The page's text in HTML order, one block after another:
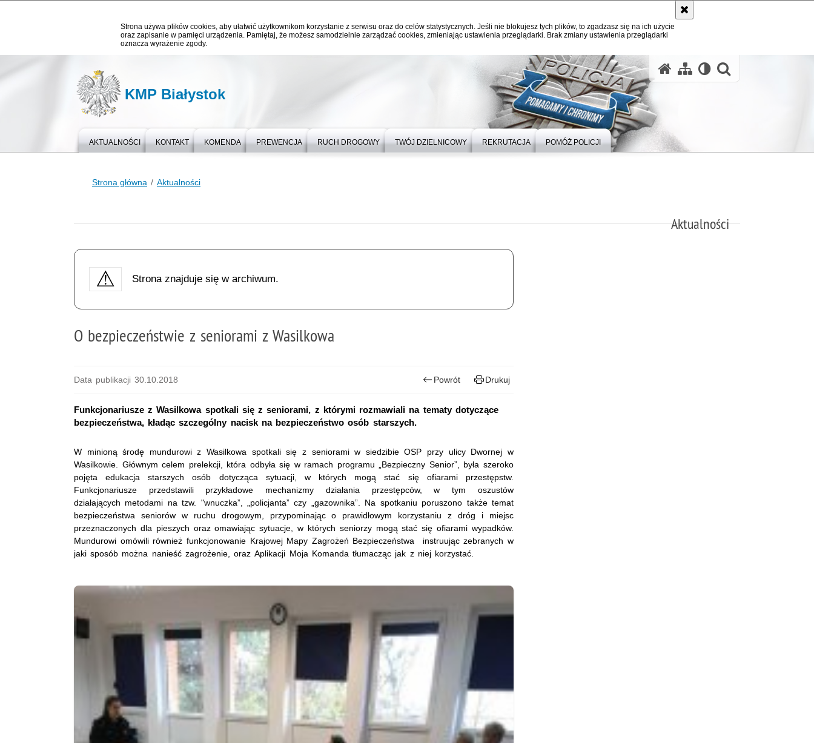
Strona używa plików cookies, aby ułatwić użytkownikom korzystanie z serwisu oraz do celów statystycznych. Jeśli nie blokujesz tych plików, to zgadzasz się na ich użycie
oraz zapisanie w pamięci urządzenia. Pamiętaj, że możesz samodzielnie zarządzać cookies, zmieniając ustawienia przeglądarki. Brak zmiany ustawienia przeglądarki
oznacza wyrażenie zgody.
KMP Białystok
AKTUALNOŚCI KONTAKT KOMENDA PREWENCJA RUCH DROGOWY TWÓJ DZIELNICOWY REKRUTACJA POMÓŻ POLICJI
Strona główna Aktualności
Aktualności
Strona znajduje się w archiwum.
O bezpieczeństwie z seniorami z Wasilkowa
Data publikacji 30.10.2018 Powrót Drukuj
Funkcjonariusze z Wasilkowa spotkali się z seniorami, z którymi rozmawiali na tematy dotyczące
bezpieczeństwa, kładąc szczególny nacisk na bezpieczeństwo osób starszych.
W minioną środę mundurowi z Wasilkowa spotkali się z seniorami w siedzibie OSP przy ulicy Dwornej w
Wasilkowie. Głównym celem prelekcji, która odbyła się w ramach programu „Bezpieczny Senior”, była szeroko
pojęta edukacja starszych osób dotycząca sytuacji, w których mogą stać się ofiarami przestępstw.
Funkcjonariusze przedstawili przykładowe mechanizmy działania przestępców, w tym oszustów
działających metodami na tzw. "wnuczka”, „policjanta” czy „gazownika”. Na spotkaniu poruszono także temat
bezpieczeństwa seniorów w ruchu drogowym, przypominając o prawidłowym korzystaniu z dróg i miejsc
przeznaczonych dla pieszych oraz omawiając sytuacje, w których seniorzy mogą stać się ofiarami wypadków.
Mundurowi omówili również funkcjonowanie Krajowej Mapy Zagrożeń Bezpieczeństwa instruując zebranych w
jaki sposób można nanieść zagrożenie, oraz Aplikacji Moja Komanda tłumacząc jak z niej korzystać.